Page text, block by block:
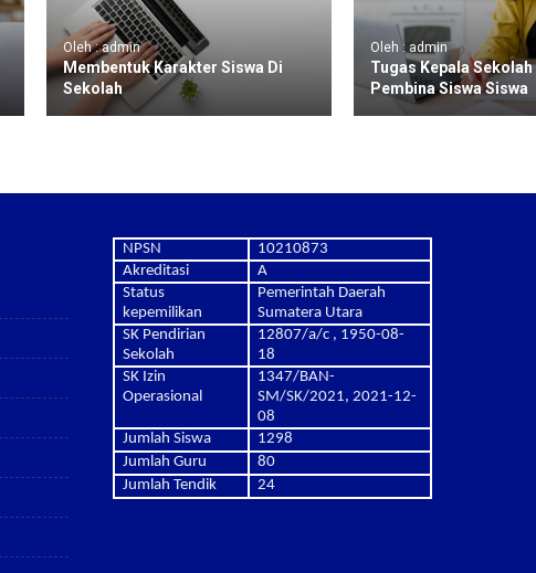
Oleh : admin
Membentuk Karakter Siswa Di
Sekolah
Oleh : admin
Tugas Kepala
Pembina Siswa Siswa
NPSN
10210873
Akreditasi
A
Status
kepemilikan
Pemerintah Daerah
Sumatera Utara
SK Pendirian
Sekolah
12807/a/c , 1950-08-
18
SK Izin
Operasional
1347/BAN-
SM/SK/2021, 2021-12-
08
Jumlah Siswa
1298
Jumlah Guru
80
Jumlah Tendik
24